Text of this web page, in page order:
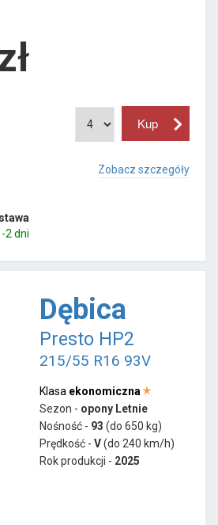
Zobacz szczegóły
2 dni
Dębica
Presto HP2
215/55 R16 93V
Klasa ekonomiczna
Sezon - opony Letnie
Nośność - 93 (do 650 kg)
Prędkość - V(do 240 km/h)
Rok produkcji - 2025